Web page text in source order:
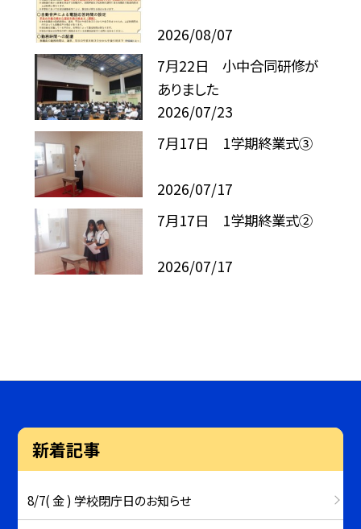
2026/08/07
7月22日 小中合同研修が
ありました
2026/07/23
7月17日 1学期終業式③
2026/07/17
7月17日 1学期終業式②
2026/07/17
新着記事
8/7( 金 ) 学校閉庁日のお知らせ